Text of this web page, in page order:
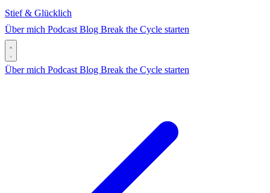
Stief & Glücklich
Über mich Podcast Blog Break the Cycle starten
Über mich Podcast Blog Break the Cycle starten